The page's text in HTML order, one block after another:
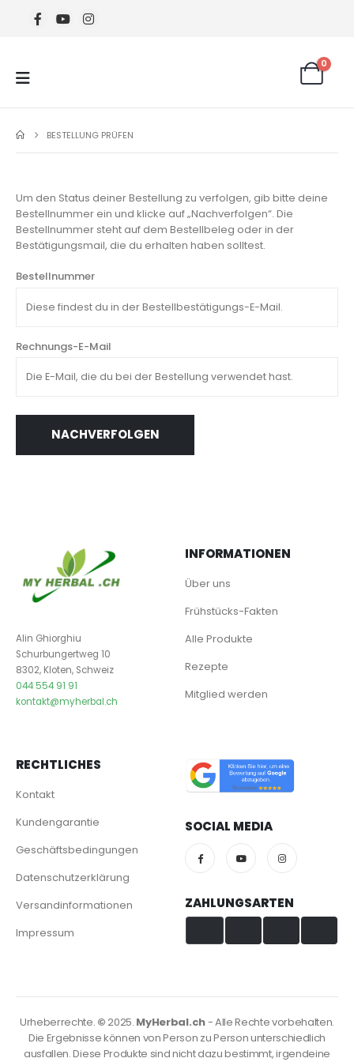
0
BESTELLUNG PRÜFEN
Um den Status deiner Bestellung zu verfolgen, gib bitte deine
Bestellnummer ein und klicke auf „Nachverfolgen“. Die
Bestellnummer steht auf dem Bestellbeleg oder in der
Bestätigungsmail, die du erhalten haben solltest.
Bestellnummer
Rechnungs-E-Mail
NACHVERFOLGEN
Alin Ghiorghiu
Schurbungertweg 10
8302, Kloten, Schweiz
044 554 91 91
kontakt@myherbal.ch
INFORMATIONEN
Über uns
Frühstücks-Fakten
Alle Produkte
Rezepte
Mitglied werden
RECHTLICHES
Kontakt
Kundengarantie
Geschäftsbedingungen
Datenschutzerklärung
Versandinformationen
Impressum
SOCIAL MEDIA
ZAHLUNGSARTEN
Visa & Mastercard
TWINT
PayPal
PostFinance
Urheberrechte. ©2025. MyHerbal.ch- Alle Rechte vorbehalten.
Die Ergebnisse können von Person zu Person unterschiedlich
ausfallen. Diese Produkte sind nicht dazu bestimmt, irgendeine